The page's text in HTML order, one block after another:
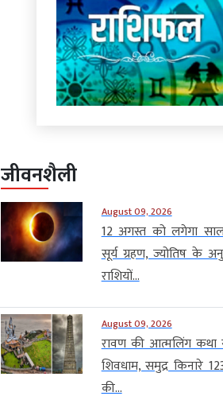
जीवनशैली
August 09, 2026
12 अगस्त को लगेगा
सूर्य ग्रहण, ज्योतिष के
राशियों...
August 09, 2026
रावण की आत्मलिंग
शिवधाम, समुद्र किनारे
की...